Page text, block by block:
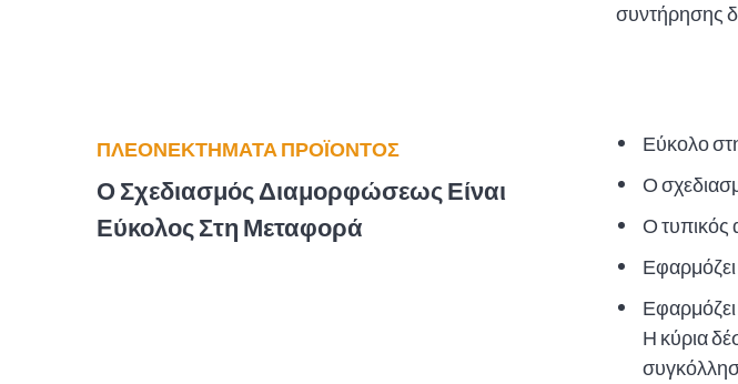
συντήρησης
ΠΛΕΟΝΕΚΤΉΜΑΤΑ ΠΡΟΪΌΝΤΟΣ
Ο Σχεδιασμός Διαμορφώσεως Είναι
Εύκολος Στη Μεταφορά
Εύκολο
Ο
Ο τυπικός
Εφαρμόζει
Η κύρια